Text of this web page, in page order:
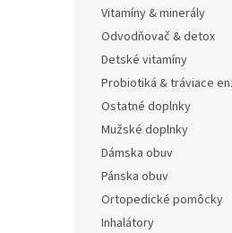
Vitamíny & minerály
Odvodňovač & detox
Detské vitamíny
Probiotiká & tráviace
Ostatné doplnky
Mužské doplnky
Dámska obuv
Pánska obuv
Ortopedické pomôcky
Inhalátory